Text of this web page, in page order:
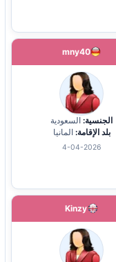
mny40
الجنسية: السعودية
بلد الإقامة: المانيا
4-04-2026
Kinzy